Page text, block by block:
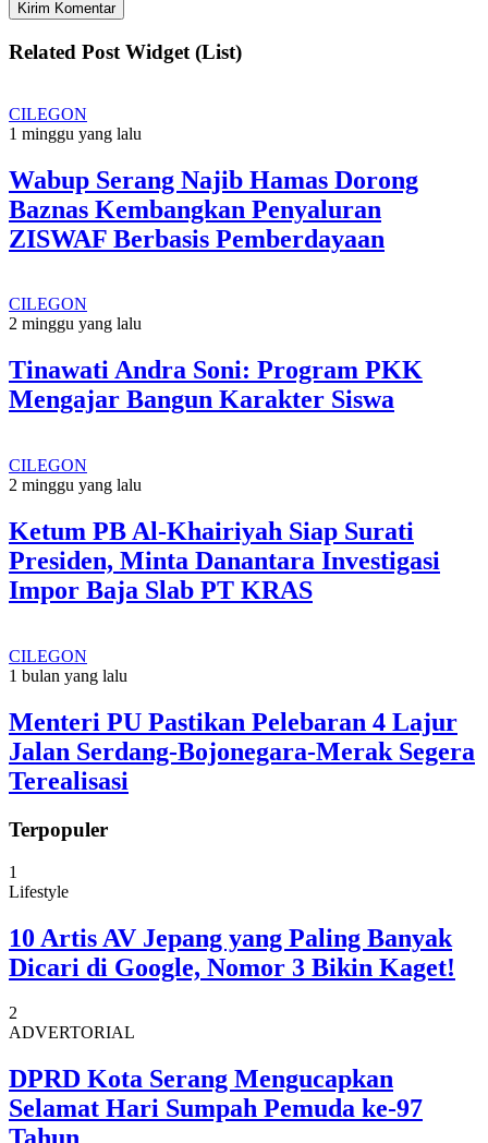
Related Post Widget (List)
CILEGON
1 minggu yang lalu
Wabup Serang Najib Hamas Dorong
Baznas Kembangkan Penyaluran
ZISWAF Berbasis Pemberdayaan
CILEGON
2 minggu yang lalu
Tinawati Andra Soni: Program PKK
Mengajar Bangun Karakter Siswa
CILEGON
2 minggu yang lalu
Ketum PB Al-Khairiyah Siap Surati
Presiden, Minta Danantara Investigasi
Impor Baja Slab PT KRAS
CILEGON
1 bulan yang lalu
Menteri PU Pastikan Pelebaran 4 Lajur
Jalan Serdang-Bojonegara-Merak Segera
Terealisasi
Terpopuler
1
Lifestyle
10 Artis AV Jepang yang Paling Banyak
Dicari di Google, Nomor 3 Bikin Kaget!
2
ADVERTORIAL
DPRD Kota Serang Mengucapkan
Selamat Hari Sumpah Pemuda ke-97